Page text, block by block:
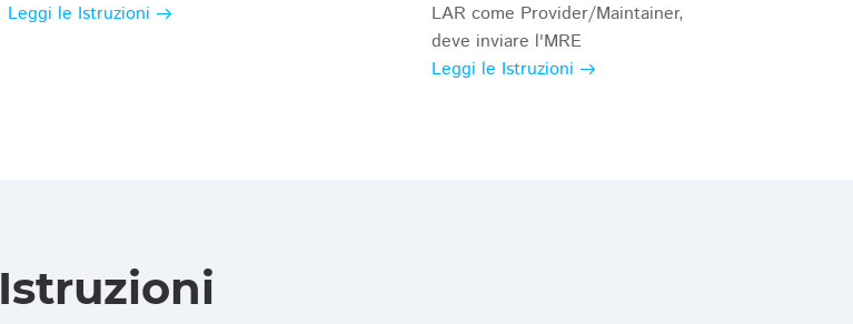
Leggi le Istruzioni
LAR come Provider/Maintainer,
deve inviare l'MRE
Leggi le Istruzioni
Istruzioni